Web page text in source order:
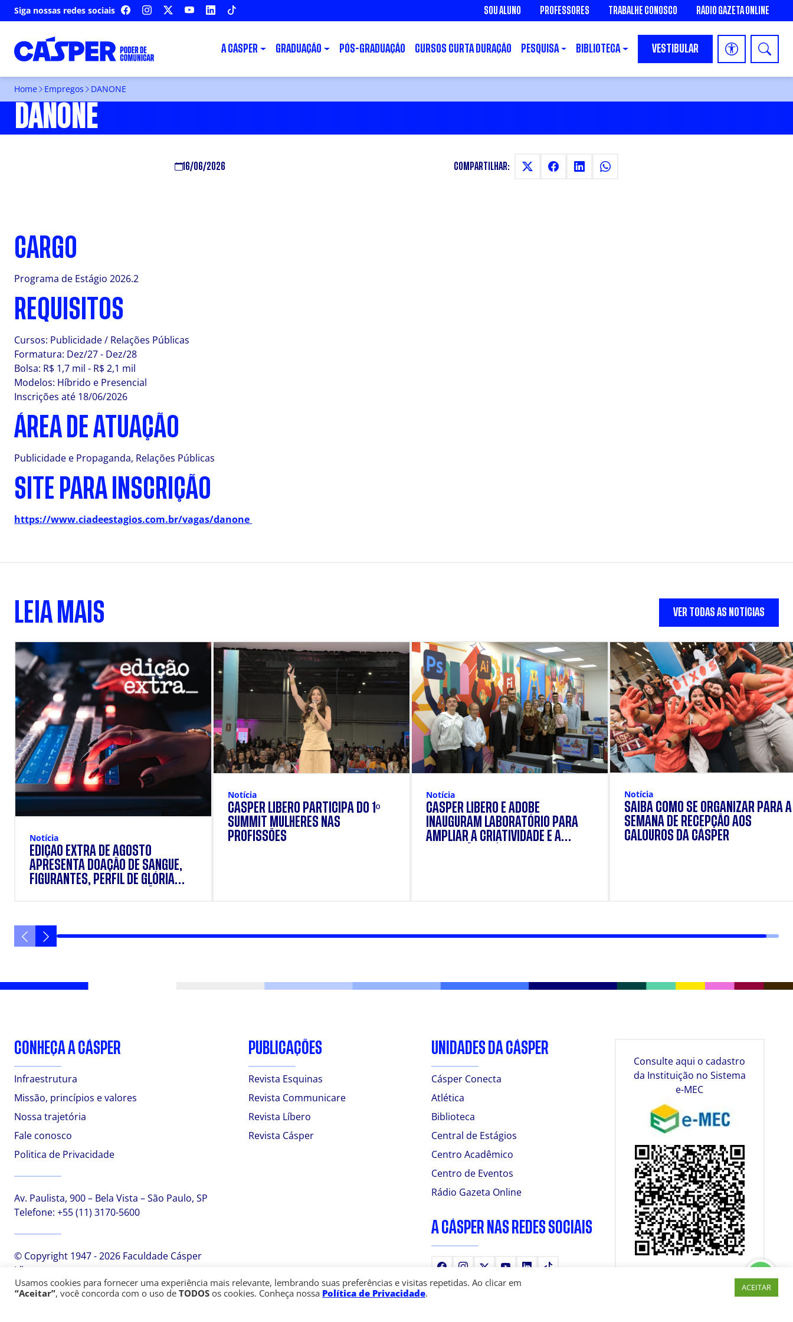
Siga nossas redes sociais FACEBOOKINSTAGRAM YOUTUBELINKEDIN SOU ALUNO PROFESSORES TRABALHE CONOSCO RÁDIO GAZETA ONLINE
A CÁSPER GRADUAÇÃO PÓS-GRADUAÇÃO CURSOS CURTA DURAÇÃO PESQUISA BIBLIOTECA VESTIBULAR
Home Empregos DANONE
DANONE
16/06/2026 COMPARTILHAR:
CARGO
Programa de Estágio 2026.2
REQUISITOS
Cursos: Publicidade / Relações Públicas
Formatura: Dez/27 - Dez/28
Bolsa: R$ 1,7 mil - R$ 2,1 mil
Modelos: Híbrido e Presencial
Inscrições até 18/06/2026
ÁREA DE ATUAÇÃO
Publicidade e Propaganda, Relações Públicas
SITE PARA INSCRIÇÃO
https://www.ciadeestagios.com.br/vagas/danone
LEIA MAIS VER TODAS AS NOTÍCIAS
Notícia
EDIÇÃO EXTRA DE AGOSTO
APRESENTA DOAÇÃO DE SANGUE,
FIGURANTES, PERFIL DE GLÓRIA
Notícia
CÁSPER LÍBERO PARTICIPA DO 1º
SUMMIT MULHERES NAS
PROFISSÕES
Notícia
CÁSPER LÍBERO E ADOBE
INAUGURAM LABORATÓRIO PARA
AMPLIAR A CRIATIVIDADE E A
Notícia
SAIBA COMO SE ORGANIZAR PARA A
SEMANA DE RECEPÇÃO AOS
CALOUROS DA CÁSPER
CONHEÇA A CÁSPER
Infraestrutura
Missão, princípios e valores
Nossa trajetória
Fale conosco
Politica de Privacidade
Av. Paulista, 900 – Bela Vista – São Paulo, SP
Telefone: +55 (11) 3170-5600
© Copyright 1947 - 2026 Faculdade Cásper
Líbero
PUBLICAÇÕES
Revista Esquinas
Revista Communicare
Revista Líbero
Revista Cásper
UNIDADES DA CÁSPER
Cásper Conecta
Atlética
Biblioteca
Central de Estágios
Centro Acadêmico
Centro de Eventos
Rádio Gazeta Online
A CÁSPER NAS REDES SOCIAIS
FacebookInstagram
X YoutubeLinkedInTikTok
Consulte aqui o cadastro
da Instituição no Sistema
e-MEC
Usamos cookies para fornecer uma experiência mais relevante, lembrando suas preferências e visitas repetidas. Ao clicar em
“Aceitar”, você concorda com o uso de TODOS os cookies. Conheça nossa Política de Privacidade. ACEITAR